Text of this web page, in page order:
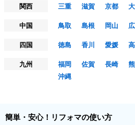
関西
三重 滋賀 京都
中国
鳥取 島根 岡山
四国
徳島 香川 愛媛
九州
福岡 佐賀 長崎
沖縄
簡単・安心！リフォマの使い方